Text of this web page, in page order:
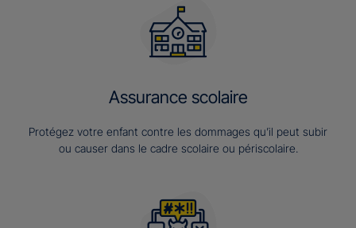
Assurance scolaire
Protégez votre enfant contre les dommages qu’il peut subir
ou causer dans le cadre scolaire ou périscolaire.